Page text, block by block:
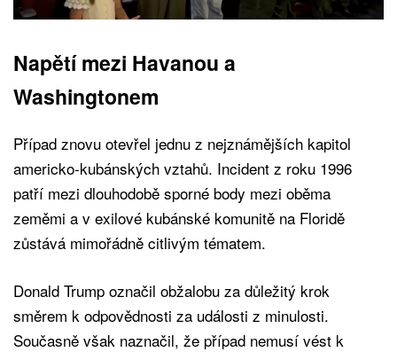
Napětí mezi Havanou a
Washingtonem
Případ znovu otevřel jednu z nejznámějších kapitol
americko-kubánských vztahů. Incident z roku 1996
patří mezi dlouhodobě sporné body mezi oběma
zeměmi a v exilové kubánské komunitě na Floridě
zůstává mimořádně citlivým tématem.
Donald Trump označil obžalobu za důležitý krok
směrem k odpovědnosti za události z minulosti.
Současně však naznačil, že případ nemusí vést k